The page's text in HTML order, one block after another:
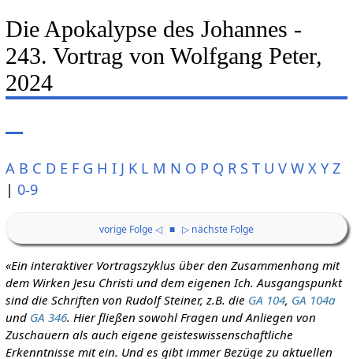
Die Apokalypse des Johannes -
243. Vortrag von Wolfgang Peter,
2024
A B C D E F G H I J K L M N O P Q R S T U V W X Y Z
| 0-9
vorige Folge ◁ ■ ▷ nächste Folge
«Ein interaktiver Vortragszyklus über den Zusammenhang mit
dem Wirken Jesu Christi und dem eigenen Ich. Ausgangspunkt
sind die Schriften von Rudolf Steiner, z.B. die GA 104, GA 104a
und GA 346. Hier fließen sowohl Fragen und Anliegen von
Zuschauern als auch eigene geisteswissenschaftliche
Erkenntnisse mit ein. Und es gibt immer Bezüge zu aktuellen